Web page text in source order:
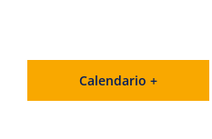
Calendario +